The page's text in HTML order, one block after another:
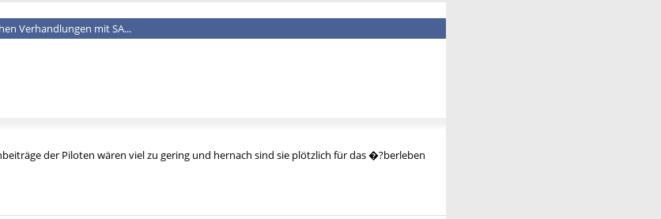
Verhandlungen mit SA...
der Piloten wären viel zu gering und hernach sind sie plötzlich für das �?berleben